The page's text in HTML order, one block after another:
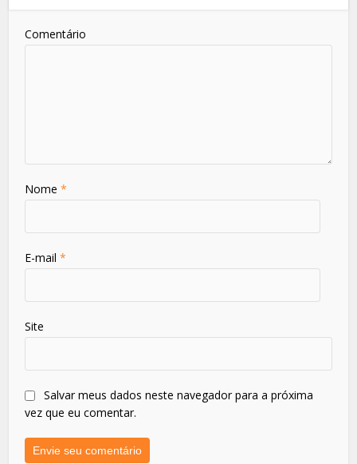
Comentário
Nome*
E-mail*
Site
Salvar meus dados neste navegador para a próxima
vez que eu comentar.